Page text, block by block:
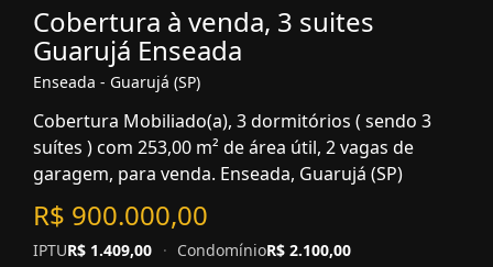
Cobertura à venda, 3 suites
Guarujá Enseada
Enseada - Guarujá (SP)
Cobertura Mobiliado(a), 3 dormitórios ( sendo 3
suítes ) com 253,00 m² de área útil, 2 vagas de
garagem, para venda. Enseada, Guarujá (SP)
R$ 900.000,00
IPTUR$ 1.409,00 · CondomínioR$ 2.100,00